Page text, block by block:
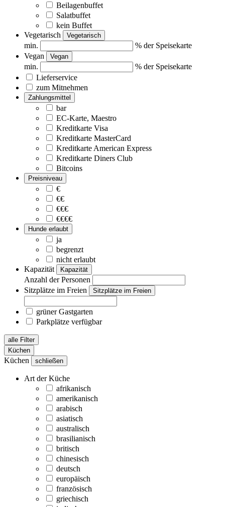
Beilagenbuffet
Salatbuffet
kein Buffet
Vegetarisch
Vegetarisch
min.
% der Speisekarte
Vegan
Vegan
min.
% der Speisekarte
Lieferservice
zum Mitnehmen
Zahlungsmittel
bar
EC-Karte, Maestro
Kreditkarte Visa
Kreditkarte MasterCard
Kreditkarte American Express
Kreditkarte Diners Club
Bitcoins
Preisniveau
€
€€
€€€
€€€€
Hunde erlaubt
ja
begrenzt
nicht erlaubt
Kapazität
Kapazität
Anzahl der Personen
Sitzplätze im Freien
Sitzplätze im Freien
grüner Gastgarten
Parkplätze verfügbar
alle Filter
Küchen
Küchen schließen
Art der Küche
afrikanisch
amerikanisch
arabisch
asiatisch
australisch
brasilianisch
britisch
chinesisch
deutsch
europäisch
französisch
griechisch